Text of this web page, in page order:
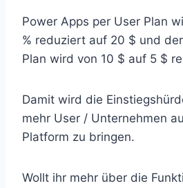
Power Apps per User Plan
% reduziert auf 20 $ und
Plan wird von 10 $ auf 5 $
Damit wird die
mehr User / Unternehmen
Platform zu bringen.
Wollt ihr mehr über die